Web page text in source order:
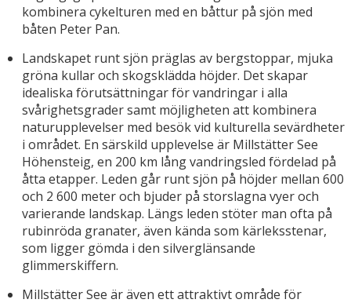
kombinera cykelturen med en båttur på sjön med
båten Peter Pan.
Landskapet runt sjön präglas av bergstoppar, mjuka
gröna kullar och skogsklädda höjder. Det skapar
idealiska förutsättningar för vandringar i alla
svårighetsgrader samt möjligheten att kombinera
naturupplevelser med besök vid kulturella sevärdheter
i området. En särskild upplevelse är Millstätter See
Höhensteig, en 200 km lång vandringsled fördelad på
åtta etapper. Leden går runt sjön på höjder mellan 600
och 2 600 meter och bjuder på storslagna vyer och
varierande landskap. Längs leden stöter man ofta på
rubinröda granater, även kända som kärleksstenar,
som ligger gömda i den silverglänsande
glimmerskiffern.
Millstätter See är även ett attraktivt område för